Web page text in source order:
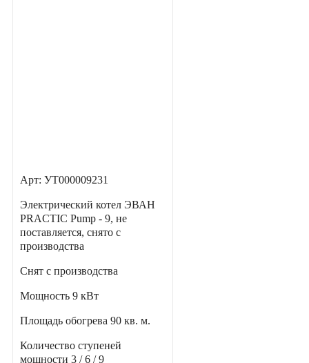
Арт: УТ000009231
Электрический котел ЭВАН
PRACTIC Pump - 9, не
поставляется, снято с
производства
Снят с производства
Мощность 9 кВт
Площадь обогрева 90 кв. м.
Количество ступеней
мощности 3 / 6 / 9